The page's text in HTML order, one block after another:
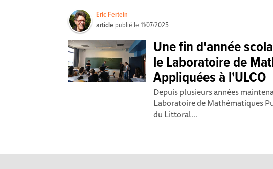
Eric Fertein
article publié le11/07/2025
Une fin d'année
le Laboratoire de
Appliquées à l'ULCO
Depuis plusieurs années
Laboratoire de Mathématiques
du Littoral...